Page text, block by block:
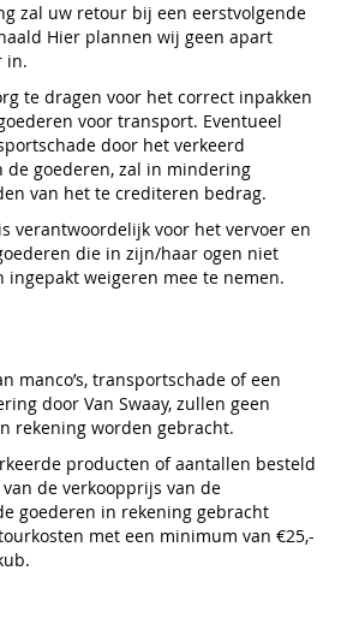
zal uw retour bij een eerstvolgende
Hier plannen wij geen apart
in.
te dragen voor het correct inpakken
voor transport. Eventueel
door het verkeerd
de goederen, zal in mindering
van het te crediteren bedrag.
verantwoordelijk voor het vervoer en
die in zijn/haar ogen niet
ingepakt weigeren mee te nemen.
manco’s, transportschade of een
door Van Swaay, zullen geen
rekening worden gebracht.
producten of aantallen besteld
van de verkoopprijs van de
goederen in rekening gebracht
met een minimum van €25,-